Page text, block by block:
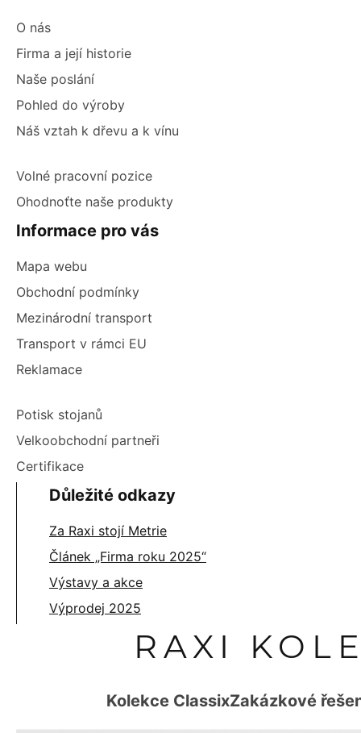
O nás
Firma a její historie
Naše poslání
Pohled do výroby
Náš vztah k dřevu a k vínu
Volné pracovní pozice
Ohodnoťte naše produkty
Informace pro vás
Mapa webu
Obchodní podmínky
Mezinárodní transport
Transport v rámci EU
Reklamace
Potisk stojanů
Velkoobchodní partneři
Certifikace
Důležité odkazy
Za Raxi stojí Metrie
Článek „Firma roku 2025“
Výstavy a akce
Výprodej 2025
RAXI
Kolekce ClassixZakázkové